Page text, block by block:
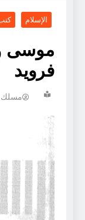
الإسلام
موسى
فرويد
مسلك